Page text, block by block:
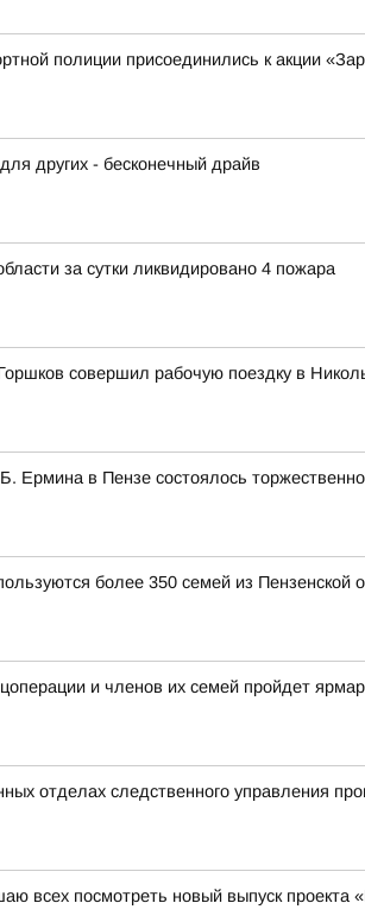
полиции присоединились к акции
других - бесконечный драйв
за сутки ликвидировано 4 пожара
совершил рабочую поездку в
Ермина в Пензе состоялось
более 350 семей из Пензенской
и членов их семей пройдет
отделах следственного управления
всех посмотреть новый выпуск